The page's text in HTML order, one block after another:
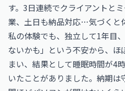
す。3日連続でクライアントと
業、土日も納品対応…気づくと
私の体験でも、独立して1年目
ないかも」という不安から、ほ
まい、結果として睡眠時間が4
いたことがありました。納期